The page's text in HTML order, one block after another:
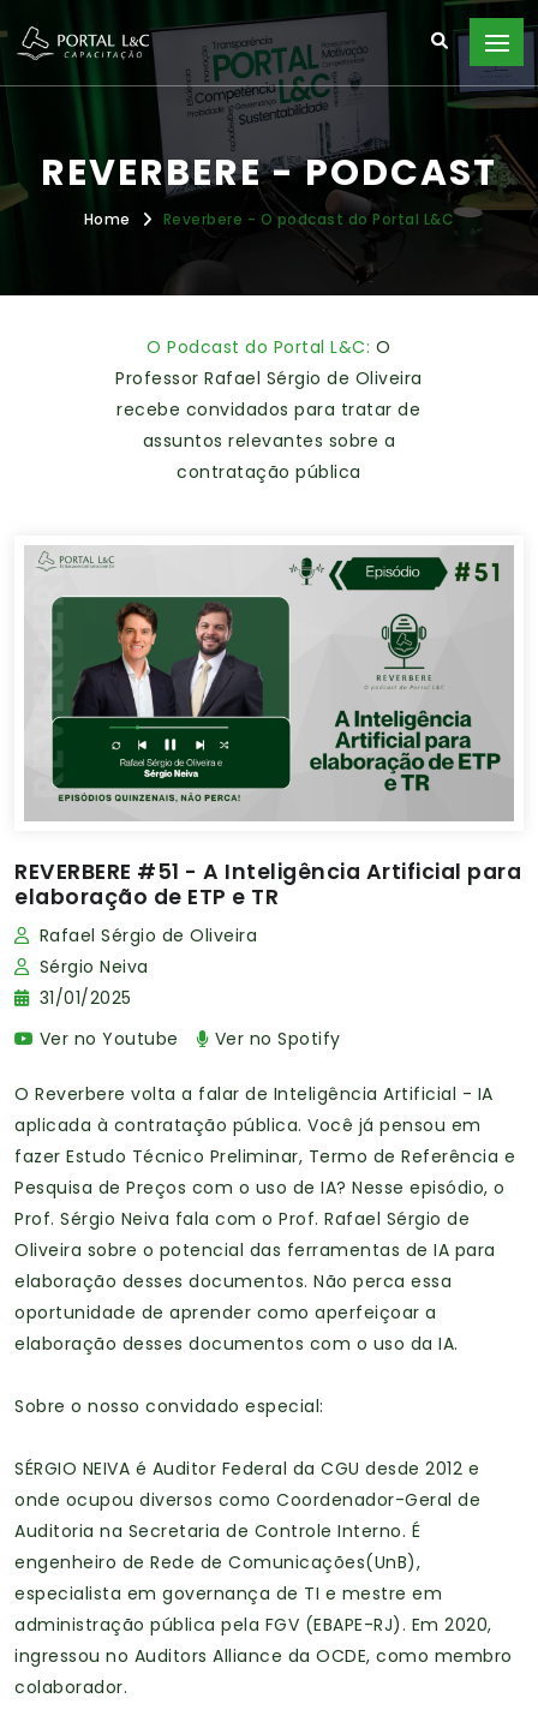
REVERBERE - PODCAST
Home Reverbere - O podcast do Portal L&C
O Podcast do Portal L&C: O
Professor Rafael Sérgio de Oliveira
recebe convidados para tratar de
assuntos relevantes sobre a
contratação pública
REVERBERE #51 - A Inteligência Artificial para
elaboração de ETP e TR
Rafael Sérgio de Oliveira
Sérgio Neiva
31/01/2025
Ver no Youtube
Ver no Spotify
O Reverbere volta a falar de Inteligência Artificial - IA
aplicada à contratação pública. Você já pensou em
fazer Estudo Técnico Preliminar, Termo de Referência e
Pesquisa de Preços com o uso de IA? Nesse episódio, o
Prof. Sérgio Neiva fala com o Prof. Rafael Sérgio de
Oliveira sobre o potencial das ferramentas de IA para
elaboração desses documentos. Não perca essa
oportunidade de aprender como aperfeiçoar a
elaboração desses documentos com o uso da IA.
Sobre o nosso convidado especial:
SÉRGIO NEIVA é Auditor Federal da CGU desde 2012 e
onde ocupou diversos como Coordenador-Geral de
Auditoria na Secretaria de Controle Interno. É
engenheiro de Rede de Comunicações(UnB),
especialista em governança de TI e mestre em
administração pública pela FGV (EBAPE-RJ). Em 2020,
ingressou no Auditors Alliance da OCDE, como membro
colaborador.